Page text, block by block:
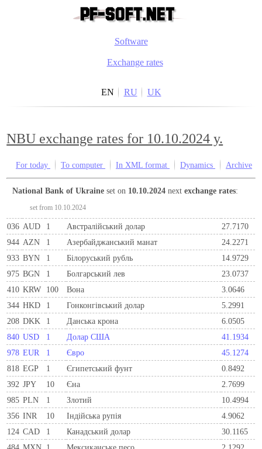
Software
Exchange rates
EN RU UK
NBU exchange rates for 10.10.2024 y.
For today To computer In XML format Dynamics Archive
National Bank of Ukraine set on 10.10.2024 nextexchange rates:
set from 10.10.2024
036 AUD 1 Австралійський долар
27.7170
944 AZN 1 Азербайджанський манат
24.2271
933 BYN 1 Бiлоруський рубль
14.9729
975 BGN 1 Болгарський лев
23.0737
410 KRW 100 Вона
3.0646
344 HKD 1 Гонконгівський долар
5.2991
208 DKK 1 Данська крона
6.0505
840 USD 1 Долар США
41.1934
978 EUR 1 Євро
45.1274
818 EGP 1 Єгипетський фунт
0.8492
392 JPY 10 Єна
2.7699
985 PLN 1 Злотий
10.4994
356 INR 10 Індійська рупія
4.9062
124 CAD 1 Канадський долар
30.1165
484 MXN 1 Мексиканське песо
2.1292